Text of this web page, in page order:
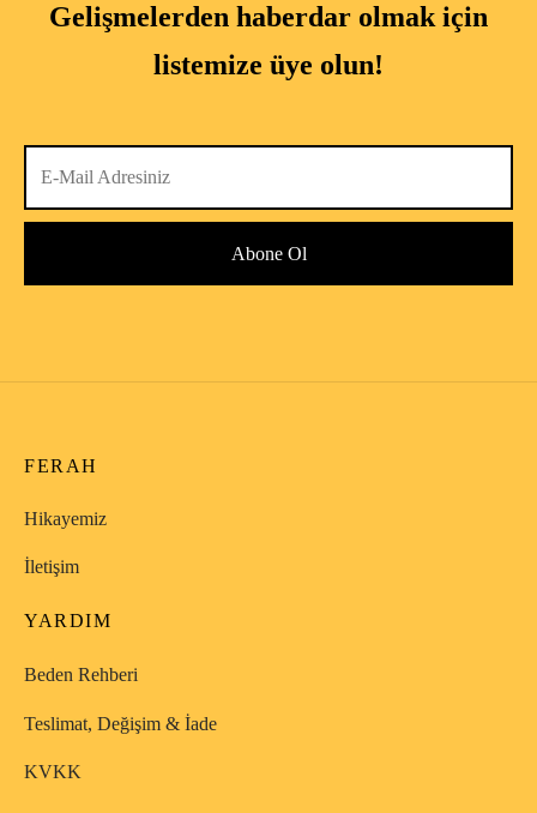
Gelişmelerden haberdar olmak için
listemize üye olun!
FERAH
Hikayemiz
İletişim
YARDIM
Beden Rehberi
Teslimat, Değişim & İade
KVKK